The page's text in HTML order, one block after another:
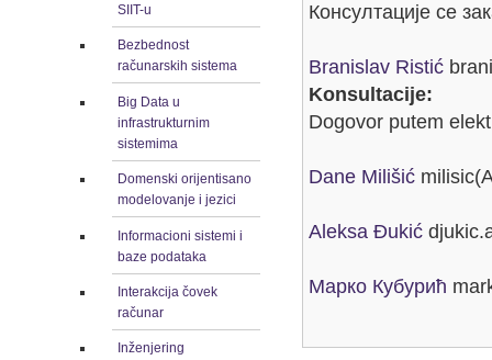
SIIT-u
Bezbednost
računarskih sistema
Big Data u
infrastrukturnim
sistemima
Domenski orijentisano
modelovanje i jezici
Informacioni sistemi i
baze podataka
Interakcija čovek
računar
Inženjering
Консултације се
Branislav Ristić
Konsultacije:
Dogovor putem
Dane Milišić
Aleksa Đukić
Марко Кубурић